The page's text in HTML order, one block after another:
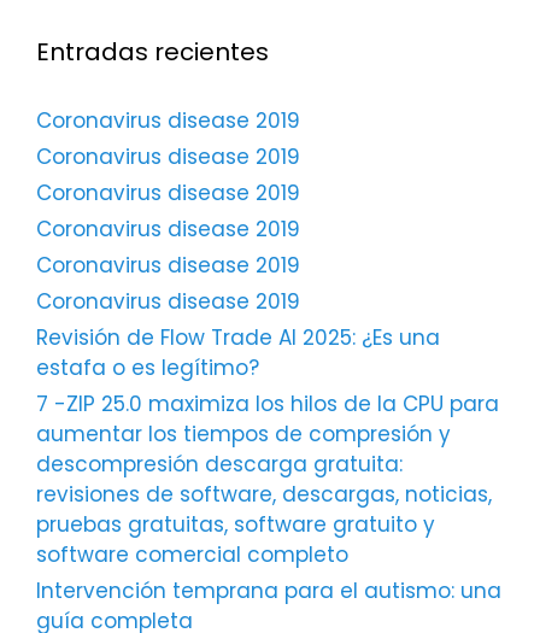
Entradas recientes
Coronavirus disease 2019
Coronavirus disease 2019
Coronavirus disease 2019
Coronavirus disease 2019
Coronavirus disease 2019
Coronavirus disease 2019
Revisión de Flow Trade AI 2025: ¿Es una
estafa o es legítimo?
7 -ZIP 25.0 maximiza los hilos de la CPU para
aumentar los tiempos de compresión y
descompresión descarga gratuita:
revisiones de software, descargas, noticias,
pruebas gratuitas, software gratuito y
software comercial completo
Intervención temprana para el autismo: una
guía completa